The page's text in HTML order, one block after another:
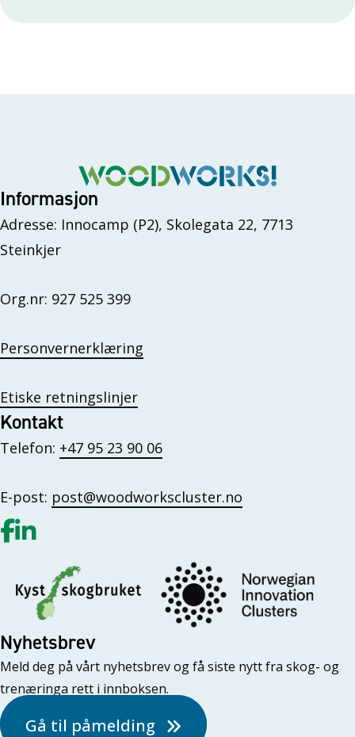
Informasjon
Adresse: Innocamp (P2), Skolegata 22, 7713
Steinkjer
Org.nr: 927 525 399
Personvernerklæring
Etiske retningslinjer
Kontakt
Telefon: +47 95 23 90 06
E-post: post@woodworkscluster.no
Gå til vår Facebook
Gå til vår LinkedIn
Nyhetsbrev
Meld deg på vårt nyhetsbrev og få siste nytt fra skog- og
trenæringa rett i innboksen.
Gå til påmelding